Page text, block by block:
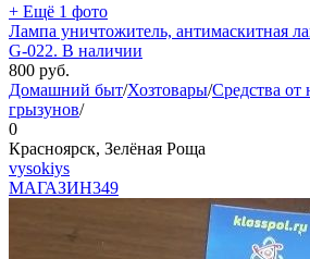
+ Ещё 1 фото
Лампа уничтожитель, антимаскитная
G-022. В наличии
800 руб.
Домашний быт/Хозтовары/Средства от
грызунов/
0
Красноярск, Зелёная Роща
vysokiys
МАГАЗИН349